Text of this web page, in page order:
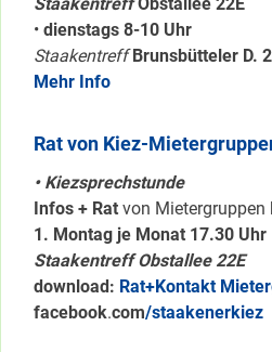
• dienstags 8-10 Uhr
Staakentreff Brunsbütteler D.
Mehr Info
Rat von Kiez-
• Kiezsprechstunde
Infos + Rat von Mietergruppen
1. Montag je Monat 17.30 Uhr
Staakentreff Obstallee 22E
download: Rat+Kontakt
facebook.com/staakenerkiez